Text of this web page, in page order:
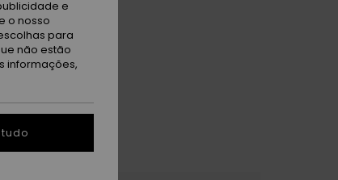
25% EXTRA
e
o nosso
para
não estão
informações,